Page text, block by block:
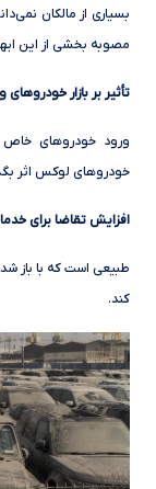
بسیاری از مالکان
مصوبه بخشی از این
تأثیر بر بازار خودروهای
ورود خودروهای خاص
خودروهای لوکس اثر
افزایش تقاضا برای
طبیعی است که با باز
کند.